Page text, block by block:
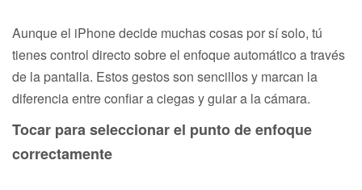
Aunque el iPhone decide muchas cosas por sí solo, tú
tienes control directo sobre el enfoque automático a través
de la pantalla. Estos gestos son sencillos y marcan la
diferencia entre confiar a ciegas y guiar a la cámara.
Tocar para seleccionar el punto de enfoque
correctamente